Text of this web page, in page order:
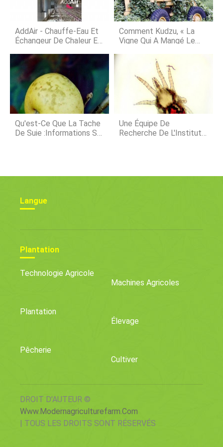
intérieur et pourquoi ils sont
rapidement déployés dans de
nombreuses salles de culture en
intérieur à travers la pl
AddAir - Chauffe-Eau Et
Échangeur De Chaleur En
Comment Kudzu, « La
Vigne Qui A Mangé Le
L'agriculture Du Sud Sur
Les Patins
Qu'est-Ce Que La Tache
De Suie :informations Sur
Une Équipe De
Recherche De L'Institut
Langue
Plantation
Technologie Agricole
Machines Agricoles
Plantation
Élevage
Pêcherie
Cultiver
DROIT D'AUTEUR ©
Www.modernagriculturefarm.com
| TOUS LES DROITS SONT RÉSERVÉS